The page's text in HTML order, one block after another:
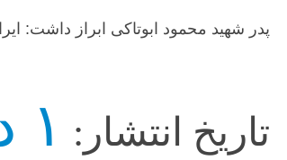
پدر شهید محمود ابوتاکی ابراز داشت:
تاریخ انتشار: ۱ دهه پیش